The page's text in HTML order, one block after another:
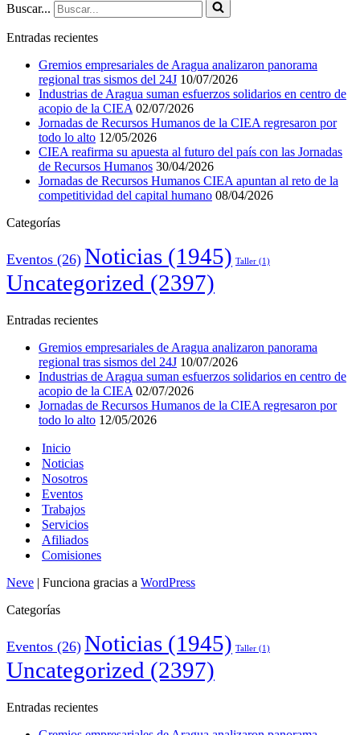
Buscar...
Entradas recientes
Gremios empresariales de Aragua analizaron panorama
regional tras sismos del 24J 10/07/2026
Industrias de Aragua suman esfuerzos solidarios en centro de
acopio de la CIEA 02/07/2026
Jornadas de Recursos Humanos de la CIEA regresaron por
todo lo alto 12/05/2026
CIEA reafirma su apuesta al futuro del país con las Jornadas
de Recursos Humanos 30/04/2026
Jornadas de Recursos Humanos CIEA apuntan al reto de la
competitividad del capital humano 08/04/2026
Categorías
Eventos (26) Noticias (1945) Taller (1)
Uncategorized (2397)
Entradas recientes
Gremios empresariales de Aragua analizaron panorama
regional tras sismos del 24J 10/07/2026
Industrias de Aragua suman esfuerzos solidarios en centro de
acopio de la CIEA 02/07/2026
Jornadas de Recursos Humanos de la CIEA regresaron por
todo lo alto 12/05/2026
Inicio
Noticias
Nosotros
Eventos
Trabajos
Servicios
Afiliados
Comisiones
Neve | Funciona gracias a WordPress
Categorías
Eventos (26) Noticias (1945) Taller (1)
Uncategorized (2397)
Entradas recientes